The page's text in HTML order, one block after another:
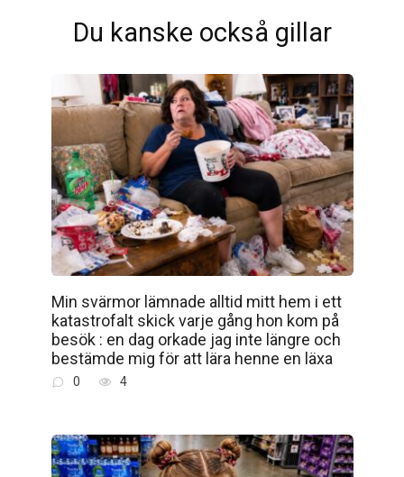
Du kanske också gillar
Min svärmor lämnade alltid mitt hem i ett
katastrofalt skick varje gång hon kom på
besök : en dag orkade jag inte längre och
bestämde mig för att lära henne en läxa
0 4